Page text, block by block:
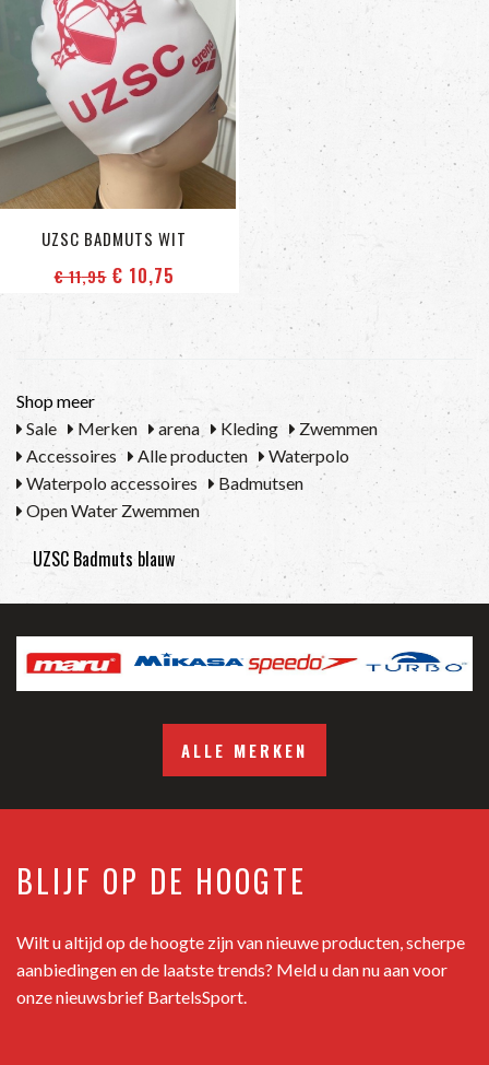
UZSC BADMUTS WIT
€ 11,95€ 10,75
Shop meer
Sale
Merken arena Kleding
Zwemmen
Accessoires
Alle producten
Waterpolo
Waterpolo accessoires
Badmutsen
Open Water Zwemmen
UZSC Badmuts blauw
ALLE MERKEN
BLIJF OP DE HOOGTE
Wilt u altijd op de hoogte zijn van nieuwe producten, scherpe
aanbiedingen en de laatste trends? Meld u dan nu aan voor
onze nieuwsbrief BartelsSport.